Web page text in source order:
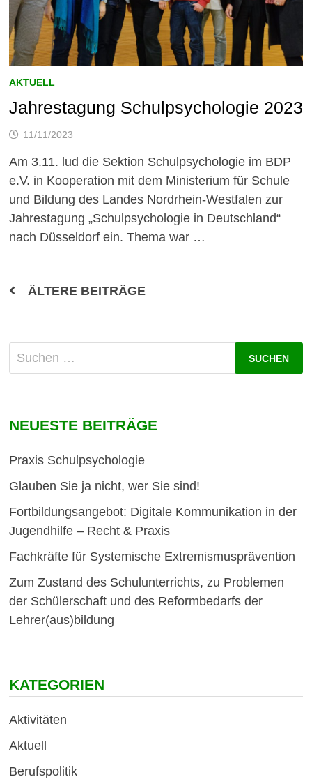
AKTUELL
Jahrestagung Schulpsychologie 2023
11/11/2023
Am 3.11. lud die Sektion Schulpsychologie im BDP
e.V. in Kooperation mit dem Ministerium für Schule
und Bildung des Landes Nordrhein-Westfalen zur
Jahrestagung „Schulpsychologie in Deutschland“
nach Düsseldorf ein. Thema war …
Beitragsnavigation
ÄLTERE BEITRÄGE
Suchen
nach:
NEUESTE BEITRÄGE
Praxis Schulpsychologie
Glauben Sie ja nicht, wer Sie sind!
Fortbildungsangebot: Digitale Kommunikation in der
Jugendhilfe – Recht & Praxis
Fachkräfte für Systemische Extremismusprävention
Zum Zustand des Schulunterrichts, zu Problemen
der Schülerschaft und des Reformbedarfs der
Lehrer(aus)bildung
KATEGORIEN
Aktivitäten
Aktuell
Berufspolitik